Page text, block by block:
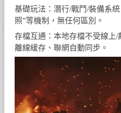
基礎玩法：潛行/戰鬥/裝備系
照”等機制，無任何區別。
存檔互通：本地存檔不受線上
離線緩存、聯網自動同步。